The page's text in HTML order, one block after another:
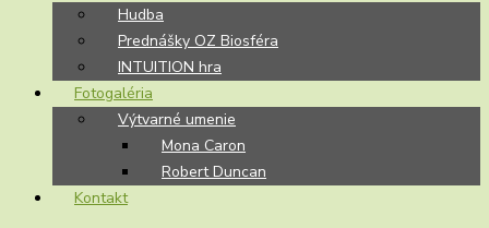
Hudba
Prednášky OZ Biosféra
INTUITION hra
Fotogaléria
Výtvarné umenie
Mona Caron
Robert Duncan
Kontakt